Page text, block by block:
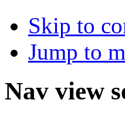
Skip to
Jump to
Nav view